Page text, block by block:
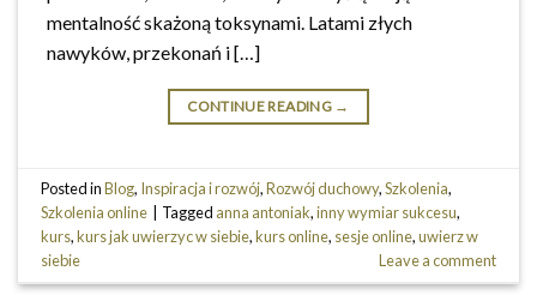
mentalność skażoną toksynami. Latami złych
nawyków, przekonań i […]
CONTINUE READING →
Posted inBlog, Inspiracja i rozwój,Rozwój duchowy,Szkolenia,
Szkolenia online
Tagged anna antoniak,inny wymiar sukcesu,
kurs,kurs jak uwierzyc w siebie,kurs online, sesje online,uwierz w
siebie
Leave a comment